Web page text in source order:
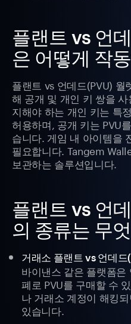
플랜트 vs 언
은 어떻게 작
플랜트 vs 언데드(PVU) 월
해 공개 및 개인 키 쌍을
지해야 하는 개인 키는 특
허용하며, 공개 키는 PVU
습니다. 게임 내 아이템을
필요합니다. Tangem
보관하는 솔루션입니다.
플랜트 vs 언
의 종류는 무
거래소 플랜트 vs 언데드
바이낸스 같은 플랫폼
폐로 PVU를 구매할 수
나 거래소 계정이 해킹
있습니다.